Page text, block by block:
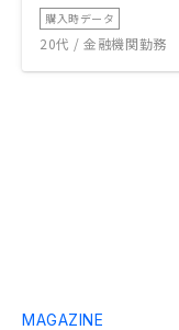
購入時データ
20代 / 金融機関勤務
MAGAZINE